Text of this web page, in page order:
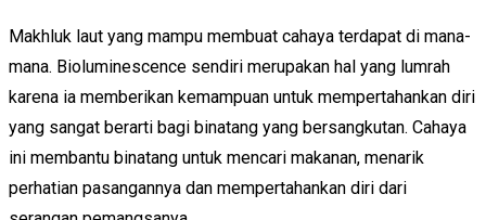
Makhluk laut yang mampu membuat cahaya terdapat di mana-
mana. Bioluminescence sendiri merupakan hal yang lumrah
karena ia memberikan kemampuan untuk mempertahankan diri
yang sangat berarti bagi binatang yang bersangkutan. Cahaya
ini membantu binatang untuk mencari makanan, menarik
perhatian pasangannya dan mempertahankan diri dari